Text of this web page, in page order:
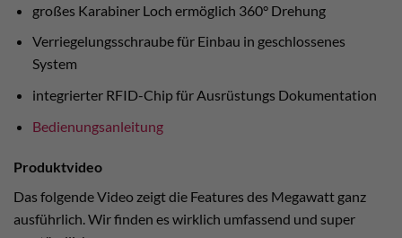
großes Karabiner Loch ermöglich 360° Drehung
Verriegelungsschraube für Einbau in geschlossenes
System
integrierter RFID-Chip für Ausrüstungs Dokumentation
Bedienungsanleitung
Produktvideo
Das folgende Video zeigt die Features des Megawatt ganz
ausführlich. Wir finden es wirklich umfassend und super